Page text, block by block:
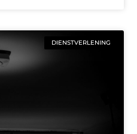
DIENSTVERLENING